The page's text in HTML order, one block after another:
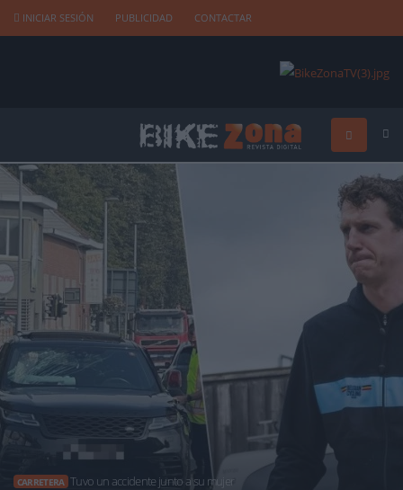
INICIAR SESIÓN PUBLICIDAD CONTACTAR
CARRETERA Tuvo un accidente junto a su mujer